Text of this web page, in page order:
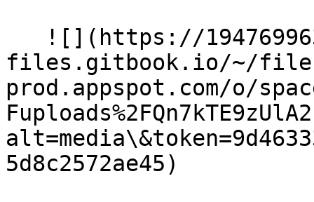
files.gitbook.io/~/
prod.appspot.com/o/